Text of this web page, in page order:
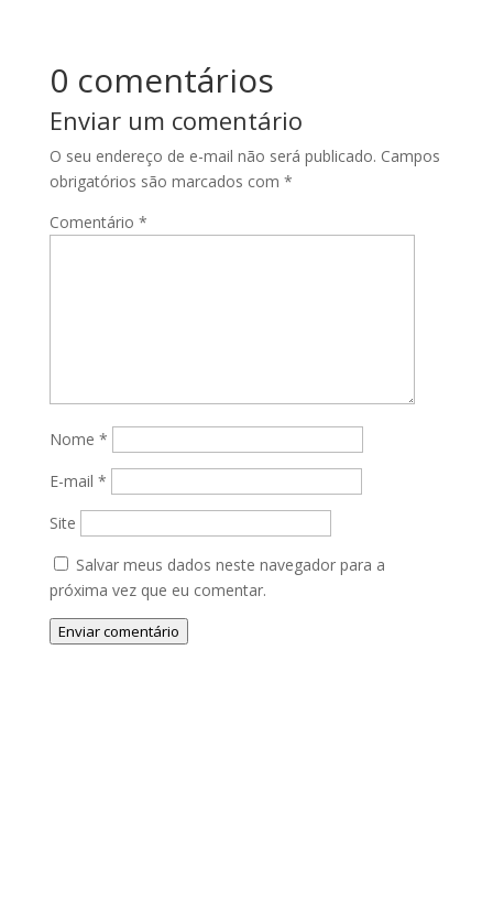
0 comentários
Enviar um comentário
O seu endereço de e-mail não será publicado. Campos
obrigatórios são marcados com *
Comentário *
Nome *
E-mail *
Site
Salvar meus dados neste navegador para a
próxima vez que eu comentar.
Enviar comentário